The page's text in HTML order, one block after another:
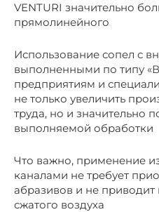
VENTURI значительно
прямолинейного
Использование сопел с
выполненными по типу
предприятиям и
не только увеличить
труда, но и значительно
выполняемой обработки
Что важно, применение
каналами не требует
абразивов и не
сжатого воздуха